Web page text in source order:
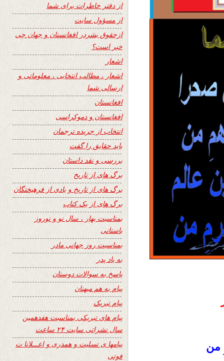
من
از دفتر خاطرات برای شما
از مسؤول سایت
ازحقوق بشردر افغانستان و جهان چی
خبر است؟
اشعار
اشعار ، مطالب انتخابی ، معلوماتی و
ارسالی شما
افغانستان
افغانستان و دموکراسی
انتخاب از جریده ترجمان
باید حقایق را گفت
بررسی و نقد داستان
برگ های از تاریخ
برگ های از تاریخ و یادی از فرهیختگان
برگ های از یک کتاب
بمناسبت بهار ، سال نو و نوروز
باستانی
بمناسبت روز جهانی مادر
به یاد پدر
پاسخ به سوالات دوستان
پیام به هم میهنان
پیام تبریک
پیام های تبریکی بمناسبت هفدهمین
سال نشراتی سایت ۲۴ ساعت
پیامها ی تسلیت و همدری و اعـــلانا ت
فوتی